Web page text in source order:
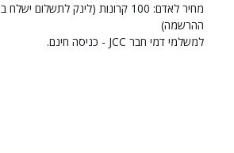
מחיר לאדם: 100 קרונות (לינק לתשלום
ההרשמה)
למשלמי דמי חבר JCC - כניסה חינם.